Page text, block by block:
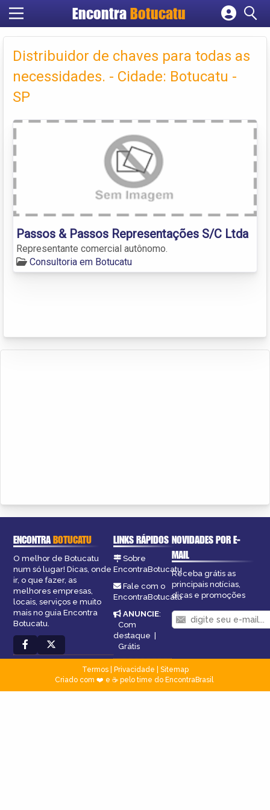
EncontraBotucatu
Cadastrar empresa
Criar conta
Distribuidor de chaves para todas as
necessidades. - Cidade: Botucatu -
SP
Passos & Passos Representações S/C Ltda
Representante comercial autônomo.
Consultoria em Botucatu
ENCONTRABOTUCATU
O melhor de Botucatu
num só lugar! Dicas, onde
ir, o que fazer, as
melhores empresas,
locais, serviços e muito
mais no guia Encontra
Botucatu.
LINKS RÁPIDOS
Sobre
EncontraBotucatu
Fale com o
EncontraBotucatu
ANUNCIE:
Com
destaque |
Grátis
NOVIDADES POR E-
MAIL
Receba grátis as
principais notícias,
dicas e promoções
Termos| Privacidade
Sitemap
Criado com ❤️ e ☕ pelo time do EncontraBrasil